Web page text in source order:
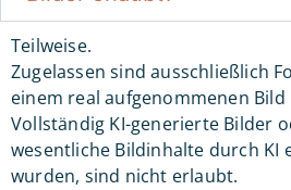
Teilweise.
Zugelassen sind ausschließlich
einem real aufgenommenen Bild
Vollständig KI-generierte Bilder
wesentliche Bildinhalte durch KI
wurden, sind nicht erlaubt.